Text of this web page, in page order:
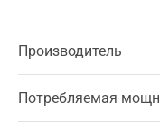
Производитель
Потребляемая